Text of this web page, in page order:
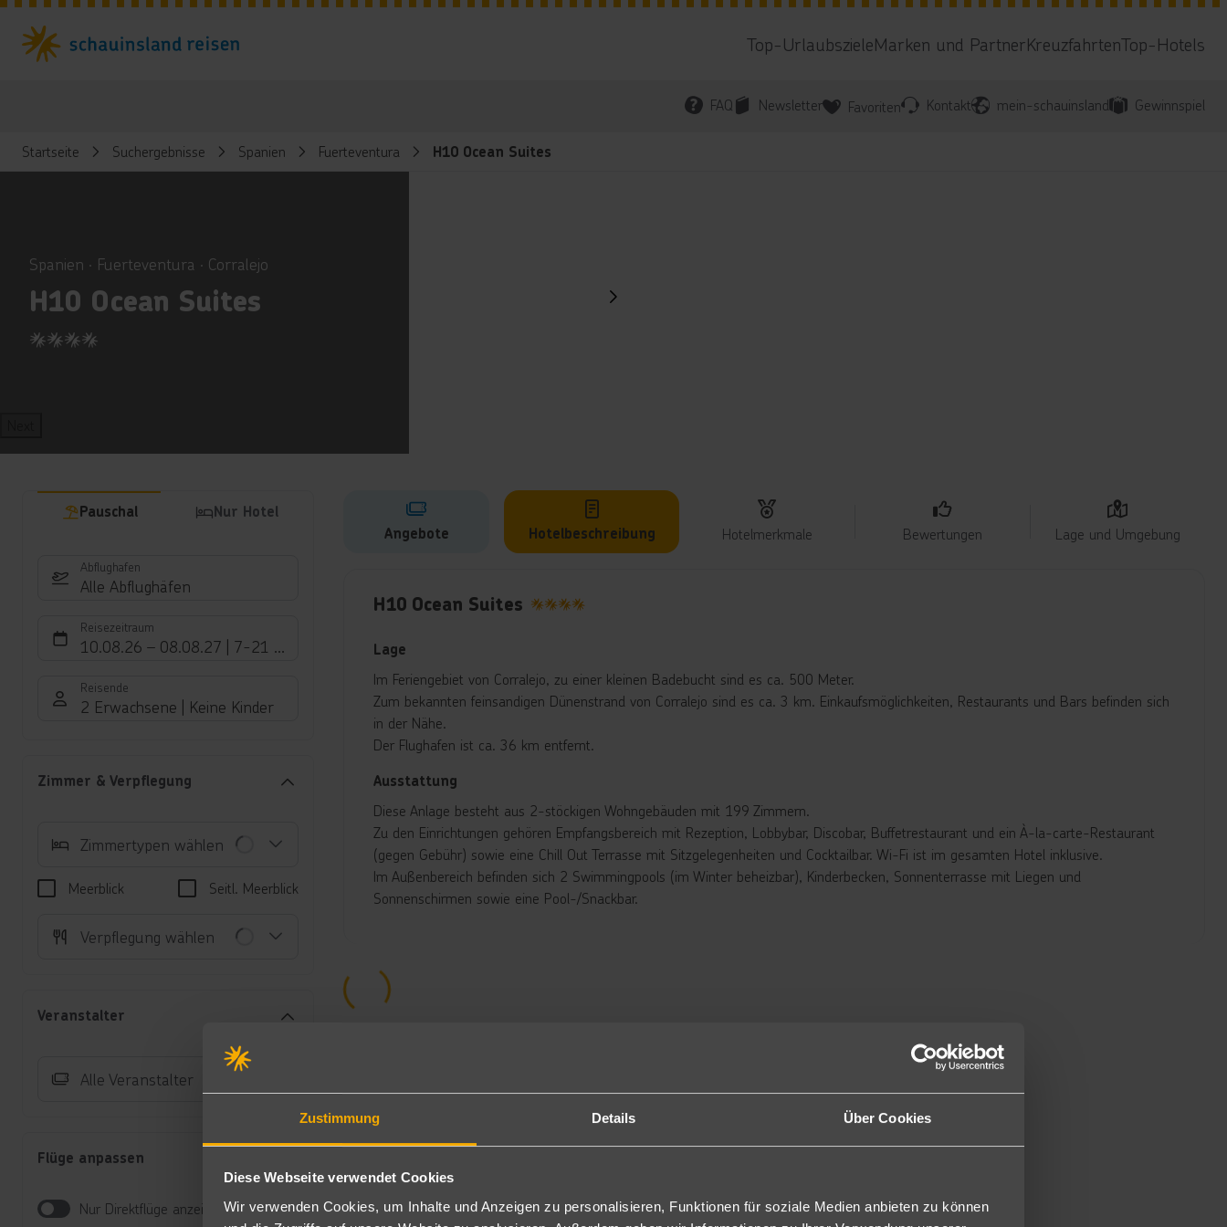
Zustimmung Details Über Cookies
Diese Webseite verwendet Cookies
Wir verwenden Cookies, um Inhalte und Anzeigen zu personalisieren, Funktionen für soziale Medien anbieten zu können
Top-UrlaubszieleMarken und PartnerKreuzfahrtenTop-Hotels
FAQ Newsletter Favoriten Kontakt mein-schauinsland Gewinnspiel
Startseite Suchergebnisse Spanien Fuerteventura H10 Ocean Suites
Spanien ∙ Fuerteventura ∙ Corralejo
H10 Ocean Suites
4
Pauschal Nur Hotel
Abflughafen
Alle Abflughäfen
Reisezeitraum
10.08.26 – 08.08.27 7-21 Nächte
Reisende
2 Erwachsene Keine Kinder
Zimmer & Verpflegung
Zimmertypen wählen
Meerblick Seitl. Meerblick
Verpflegung wählen
Veranstalter
Alle Veranstalter
Flüge anpassen
Nur Direktflüge anzeigen
Angebote Hotelbeschreibung Hotelmerkmale Bewertungen Lage und Umgebung
H10 Ocean Suites
Lage
Im Feriengebiet von Corralejo, zu einer kleinen Badebucht sind es ca. 500 Meter.
Zum bekannten feinsandigen Dünenstrand von Corralejo sind es ca. 3 km. Einkaufsmöglichkeiten, Restaurants und Bars befinden sich
in der Nähe.
Der Flughafen ist ca. 36 km entfernt.
Ausstattung
Diese Anlage besteht aus 2-stöckigen Wohngebäuden mit 199 Zimmern.
Zu den Einrichtungen gehören Empfangsbereich mit Rezeption, Lobbybar, Discobar, Buffetrestaurant und ein À-la-carte-Restaurant
(gegen Gebühr) sowie eine Chill Out Terrasse mit Sitzgelegenheiten und Cocktailbar. Wi-Fi ist im gesamten Hotel inklusive.
Im Außenbereich befinden sich 2 Swimmingpools (im Winter beheizbar), Kinderbecken, Sonnenterrasse mit Liegen und
Sonnenschirmen sowie eine Pool-/Snackbar.
und Kaffeemaschine (mit täglicher Auffüllung von Kaffee und Tee), Minibar (leer), Mietsafe, Badezimmer mit Dusche/WC, Föhn sowie
einen möblierten Balkon oder Terrasse. (JS2)
Halbpension: Mahlzeiten in Buffetform mit Showcooking. 1 x pro Woche Abendessen inklusive im À-la-carte-Restaurant. Für
All Inclusive: Frühstück, Mittag- und Abendessen im Hauptrestaurant in Buffetform mit Showcooking.